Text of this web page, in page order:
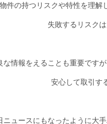
物件の持つリスクや特性を理解
失敗するリスク
な情報をえることも重要です
安心して取引す
ニュースにもなったように大